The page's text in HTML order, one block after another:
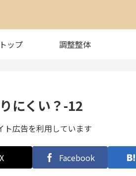
ップ 調整整体
にくい？-12
広告を利用しています
X Facebook